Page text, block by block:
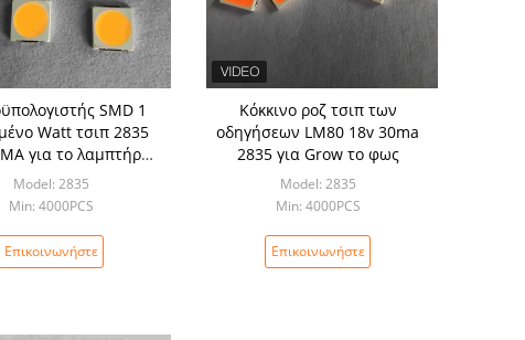
SMD 1
Watt τσιπ 2835
για το λαμπτήρα
βολβών
Model: 2835
Min: 4000PCS
Επικοινωνήστε
Κόκκινο ροζ τσιπ των
οδηγήσεων LM80 18v 30ma
2835 για Grow το φως
Model: 2835
Min: 4000PCS
Επικοινωνήστε